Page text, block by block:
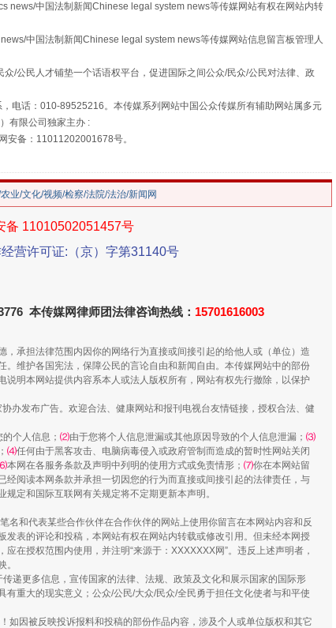
习近平的“航天情”
“谁都不怕”的他落马了
news/中国法制新闻Chinese legal system news等传媒网站有权在网站内转
中国法制新闻Chinese legal system news等传媒网站信息留言板管理人
/公民人才铺垫一个话语权平台，促进国际之间公众/民众/公民对法律、政
电话：010-89525216。本传媒系列网站中国公众传媒所有辅助网站属多元
有限公司独家主办 :
安备：11011202001678号。
业/文化/视频/检察/法院/法治/新闻网
备 11010502051457号
营许可证:（京）字第31140号
本传媒网律师团法律咨询热线： 15701616003
承担法律范围内因你的网络行为直接或间接引起的给他人或（单位）造
维护各国宪法，保障公民的言论自由和新闻自由。本传媒网站中的部份
明本网站提供内容系本人或法人版权所有，网站有权先行撤除，以保护
办发布广告。欢迎合法、健康网站和报刊电视台友情链接，授权合法、健
个人信息； ⑵由于您将个人信息泄漏或其他原因导致的个人信息泄漏； ⑶
⑷任何由于黑客攻击、电脑病毒侵入或政府管制而造成的暂时性网站关闭
本网在各服务条款及声明中列明的使用方式或免责情形； ⑺你在本网站留
阅读本网条款并承担一切因您的行为而直接或间接引起的法律责任，与
定和国际互联网有关规定将不定期更新本声明。
名和代表某些合作伙伴在合作伙伴的网站上使用你留言在本网站内容和反
表的评论和投稿，本网站有权在网站内转载或修改引用。但未经本网授
在授权范围内使用，并注明“来源于：XXXXXXX网”。违反上述声明者，
。
递更多信息，宣传国家的法律、法规、政策及文化和展示国家的国际形
重大的现实意义；公众/公民/大众/民众/全民勇于担任文化使者与和平使
如因被反映投诉报料和投稿的部份作品内容，涉及个人或单位版权和其它